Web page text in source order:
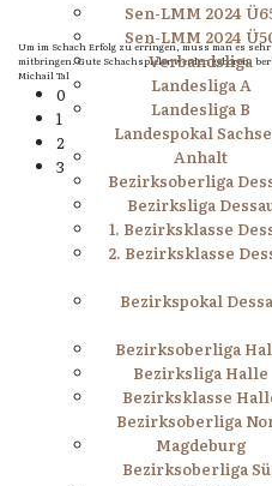
Um im Schach Erfolg zu erringen, muss man es
mitbringen. Gute Schachspieler werden geboren,
Michail Tal
0
1
2
3
Sen-LMM 2024
Sen-LMM 2024
Verbandsliga
Landesliga A
Landesliga B
Landespokal
Anhalt
Bezirksoberliga
Bezirksliga
1. Bezirksklasse
2. Bezirksklasse
Bezirkspokal
Bezirksoberliga
Bezirksliga Halle
Bezirksklasse
Bezirksoberliga
Magdeburg
Bezirksoberliga